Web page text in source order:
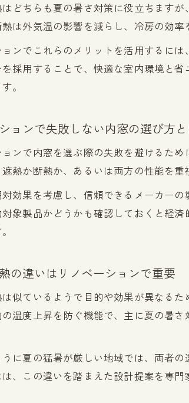
どちらも夏の暑さ対策に役立ちます
は外気温の影響を減らし、冷房の効率
ョンでこれらのメリットを活用するに
採用することで、快適な室内環境と
。
ョンで失敗しない内窓の選び方
ョンで内窓を選ぶ際の失敗を避けるた
熱か断熱か、あるいは両方の性能を
対効果を考慮し、信頼できるメーカー
象製品かどうかも確認しておくと経
の違いはリノベーションで重要
似ているようで目的や効果が異なる
温度上昇を防ぐ機能で、主に夏の暑
に夏の猛暑が厳しい地域では、両者
は、この違いを踏まえた設計提案を専